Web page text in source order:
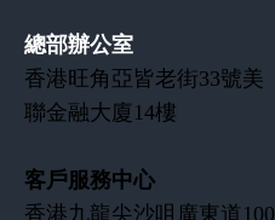
總部辦公室
香港旺角亞皆老街33號美
聯金融大廈14樓
客戶服務中心
​香港九龍尖沙咀廣東道100